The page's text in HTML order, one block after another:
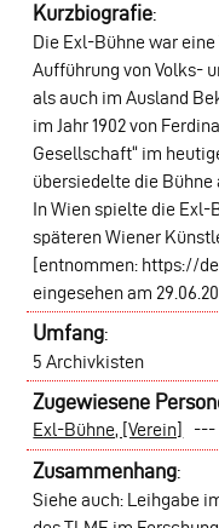
Kurzbiografie:
Die Exl-Bühne war
Aufführung von Volks-
als auch im Ausland
im Jahr 1902 von
Gesellschaft“ im
übersiedelte die Bühne
In Wien spielte die Exl-
späteren Wiener
[entnommen: https://
eingesehen am
Umfang:
5 Archivkisten
Zugewiesene
Exl-Bühne, [Verein] ---
Zusammenhang:
Siehe auch: Leihgabe